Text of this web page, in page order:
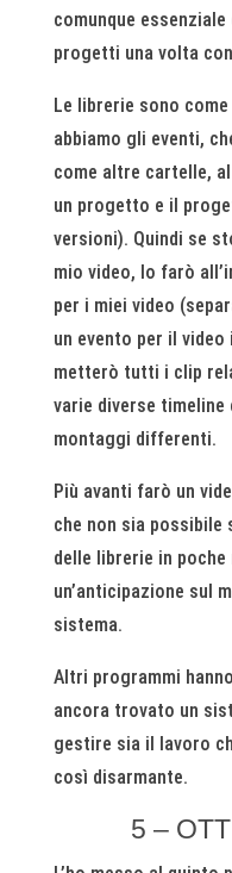
comunque
progetti una volta
Le librerie sono come
abbiamo gli eventi,
come altre cartelle,
un progetto e il
versioni). Quindi se
mio video, lo farò
per i miei video
un evento per il
metterò tutti i clip
varie diverse timeline
montaggi differenti.
Più avanti farò un
che non sia possibile
delle librerie in
un’anticipazione sul
sistema.
Altri programmi
ancora trovato un
gestire sia il lavoro
così disarmante.
5 –